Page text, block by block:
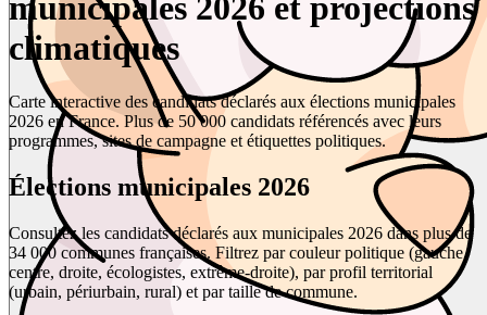
municipales 2026 et projections
climatiques
Carte interactive des candidats déclarés aux élections municipales
2026 en France. Plus de 50 000 candidats référencés avec leurs
programmes, sites de campagne et étiquettes politiques.
Élections municipales 2026
Consultez les candidats déclarés aux municipales 2026 dans plus de
34 000 communes françaises. Filtrez par couleur politique (gauche,
centre, droite, écologistes, extrême-droite), par profil territorial
(urbain, périurbain, rural) et par taille de commune.